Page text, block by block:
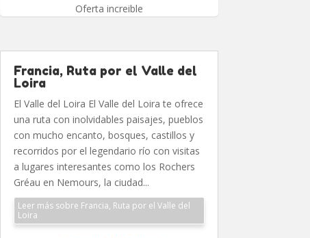
Oferta increible
Francia, Ruta por el Valle del
Loira
El Valle del Loira El Valle del Loira te ofrece
una ruta con inolvidables paisajes, pueblos
con mucho encanto, bosques, castillos y
recorridos por el legendario río con visitas
a lugares interesantes como los Rochers
Gréau en Nemours, la ciudad...
Leer más sobre Francia, Ruta por el Valle del
Loira